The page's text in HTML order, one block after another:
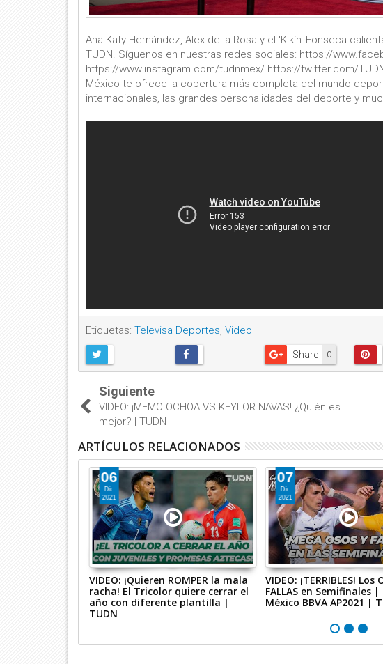
Ana Katy Hernández, Alex de la Rosa y el 'Kikín' Fonseca
TUDN. Síguenos en nuestras redes sociales: https://
https://www.instagram.com/tudnmex/ https://twitter.com/
México te ofrece la cobertura más completa del mundo
internacionales, las grandes personalidades del deporte y
Etiquetas: Televisa Deportes, Video
0
Share
Siguiente
VIDEO: ¡MEMO OCHOA VS KEYLOR NAVAS! ¿Quién es
mejor? | TUDN
ARTÍCULOS RELACIONADOS
06
Dic
2021
VIDEO: ¡Quieren ROMPER la mala
racha! El Tricolor quiere cerrar el
año con diferente plantilla |
TUDN
07
Dic
2021
VIDEO: ¡TERRIBLES! Los
FALLAS en Semifinales
México BBVA AP2021 |